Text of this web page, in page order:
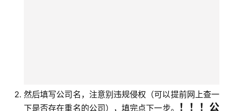
然后填写公司名，注意别违规侵权（可以提前网上查一
下是否存在重名的公司），填完点下一步。
！！！公